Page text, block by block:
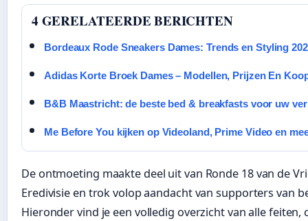
4 GERELATEERDE BERICHTEN
Bordeaux Rode Sneakers Dames: Trends en Styling
Adidas Korte Broek Dames – Modellen, Prijzen En
B&B Maastricht: de beste bed & breakfasts voor uw
Me Before You kijken op Videoland, Prime Video en
De ontmoeting maakte deel uit van Ronde 18 van de
Eredivisie en trok volop aandacht van supporters van
Hieronder vind je een volledig overzicht van alle feiten,